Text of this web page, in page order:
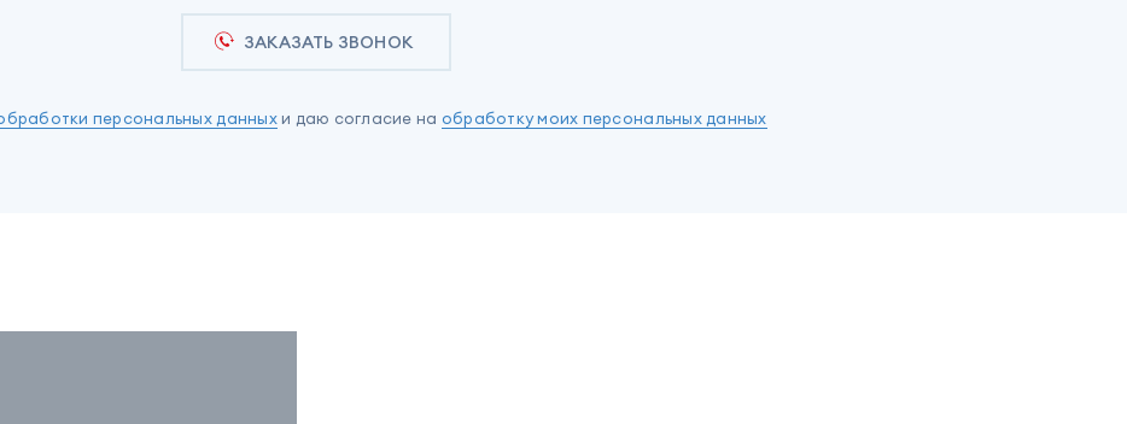
ЗАКАЗАТЬ ЗВОНОК
персональных данныхи даю согласие на обработку моих персональных данных